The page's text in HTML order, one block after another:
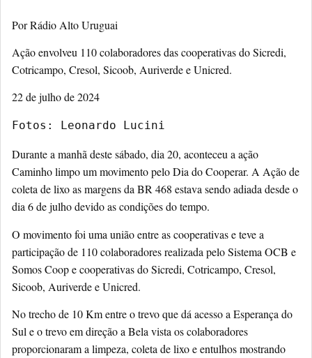
Por Rádio Alto Uruguai
Ação envolveu 110 colaboradores das cooperativas do Sicredi,
Cotricampo, Cresol, Sicoob, Auriverde e Unicred.
22 de julho de 2024
Fotos: Leonardo Lucini
Durante a manhã deste sábado, dia 20, aconteceu a ação
Caminho limpo um movimento pelo Dia do Cooperar. A Ação de
coleta de lixo as margens da BR 468 estava sendo adiada desde o
dia 6 de julho devido as condições do tempo.
O movimento foi uma união entre as cooperativas e teve a
participação de 110 colaboradores realizada pelo Sistema OCB e
Somos Coop e cooperativas do Sicredi, Cotricampo, Cresol,
Sicoob, Auriverde e Unicred.
No trecho de 10 Km entre o trevo que dá acesso a Esperança do
Sul e o trevo em direção a Bela vista os colaboradores
proporcionaram a limpeza, coleta de lixo e entulhos mostrando